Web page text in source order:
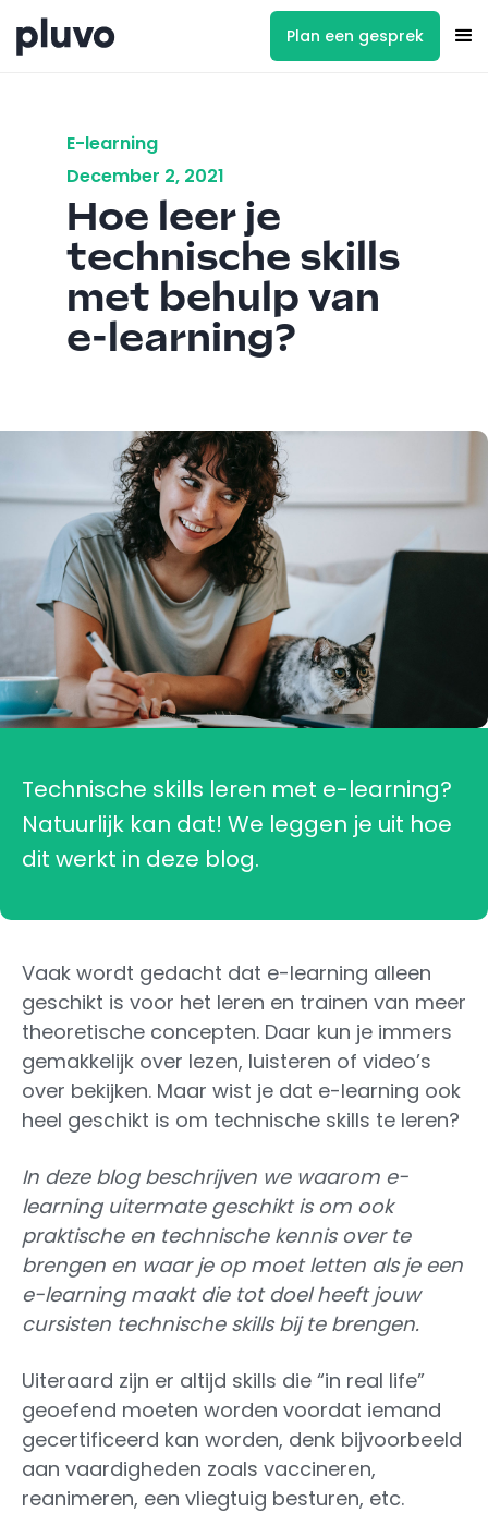
Plan een gesprek
E-learning
December 2, 2021
Hoe leer je
technische skills
met behulp van
e-learning?
Technische skills leren met e-learning?
Natuurlijk kan dat! We leggen je uit hoe
dit werkt in deze blog.
Vaak wordt gedacht dat e-learning alleen
geschikt is voor het leren en trainen van meer
theoretische concepten. Daar kun je immers
gemakkelijk over lezen, luisteren of video’s
over bekijken. Maar wist je dat e-learning ook
heel geschikt is om technische skills te leren?
In deze blog beschrijven we waarom e-
learning uitermate geschikt is om ook
praktische en technische kennis over te
brengen en waar je op moet letten als je een
e-learning maakt die tot doel heeft jouw
cursisten technische skills bij te brengen.
Uiteraard zijn er altijd skills die “in real life”
geoefend moeten worden voordat iemand
gecertificeerd kan worden, denk bijvoorbeeld
aan vaardigheden zoals vaccineren,
reanimeren, een vliegtuig besturen, etc.